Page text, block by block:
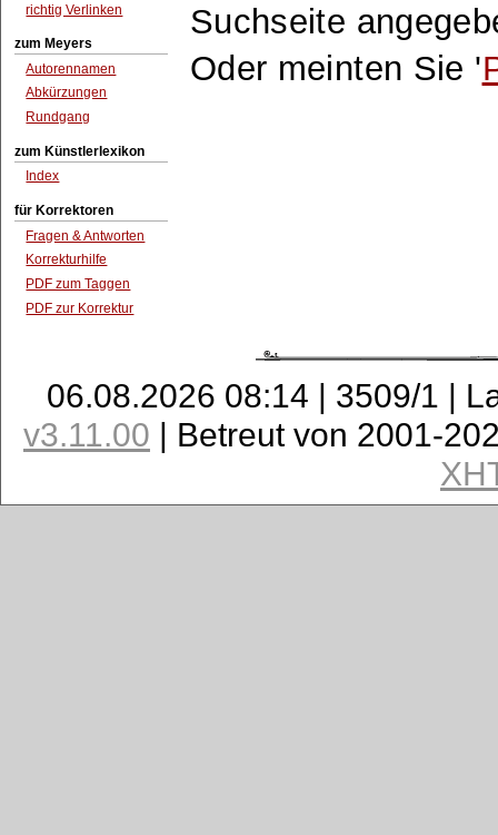
richtig Verlinken
zum Meyers
Autorennamen
Abkürzungen
Rundgang
zum Künstlerlexikon
Index
für Korrektoren
Fragen & Antworten
Korrekturhilfe
PDF zum Taggen
PDF zur Korrektur
Suchseite
Oder meinten Sie '
06.08.2026 08:14 | 3509/1 |
v3.11.00 | Betreut von 2001-